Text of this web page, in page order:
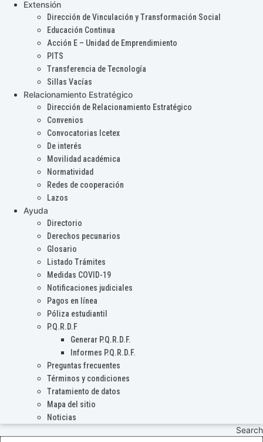
Extensión
Dirección de Vinculación y Transformación Social
Educación Continua
Acción E – Unidad de Emprendimiento
PITS
Transferencia de Tecnología
Sillas Vacías
Relacionamiento Estratégico
Dirección de Relacionamiento Estratégico
Convenios
Convocatorias Icetex
De interés
Movilidad académica
Normatividad
Redes de cooperación
Lazos
Ayuda
Directorio
Derechos pecunarios
Glosario
Listado Trámites
Medidas COVID-19
Notificaciones judiciales
Pagos en línea
Póliza estudiantil
P.Q.R.D.F
Generar P.Q.R.D.F.
Informes P.Q.R.D.F.
Preguntas frecuentes
Términos y condiciones
Tratamiento de datos
Mapa del sitio
Noticias
Search